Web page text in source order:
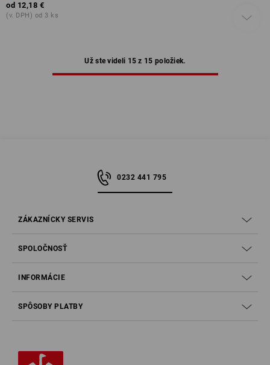
od 12,18 €
(v. DPH) od 3 ks
Už ste videli 15 z 15 položiek.
0232 441 795
ZÁKAZNÍCKY SERVIS
SPOLOČNOSŤ
INFORMÁCIE
SPÔSOBY PLATBY